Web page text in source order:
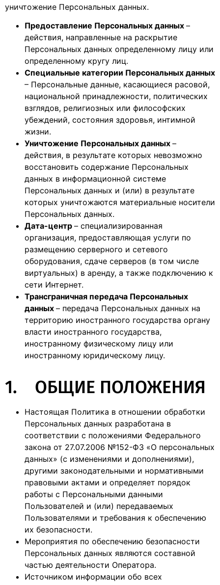
уничтожение Персональных данных.
Предоставление Персональных данных –
действия, направленные на раскрытие
Персональных данных определенному лицу или
определенному кругу лиц.
Специальные категории Персональных данных
– Персональные данные, касающиеся расовой,
национальной принадлежности, политических
взглядов, религиозных или философских
убеждений, состояния здоровья, интимной
жизни.
Уничтожение Персональных данных –
действия, в результате которых невозможно
восстановить содержание Персональных
данных в информационной системе
Персональных данных и (или) в результате
которых уничтожаются материальные носители
Персональных данных.
Дата-центр – специализированная
организация, предоставляющая услуги по
размещению серверного и сетевого
оборудования, сдаче серверов (в том числе
виртуальных) в аренду, а также подключению к
сети Интернет.
Трансграничная передача Персональных
данных – передача Персональных данных на
территорию иностранного государства органу
власти иностранного государства,
иностранному физическому лицу или
иностранному юридическому лицу.
1. ОБЩИЕ ПОЛОЖЕНИЯ
Настоящая Политика в отношении обработки
Персональных данных разработана в
соответствии с положениями Федерального
закона от 27.07.2006 №152-ФЗ «О персональных
данных» (с изменениями и дополнениями),
другими законодательными и нормативными
правовыми актами и определяет порядок
работы с Персональными данными
Пользователей и (или) передаваемых
Пользователями и требования к обеспечению
их безопасности.
Мероприятия по обеспечению безопасности
Персональных данных являются составной
частью деятельности Оператора.
Источником информации обо всех